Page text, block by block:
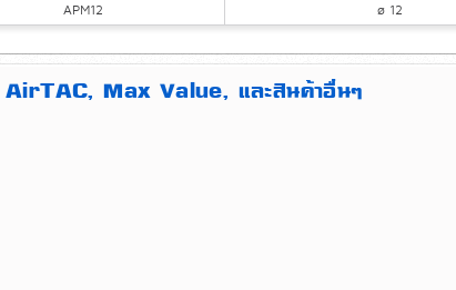
APM12
ø 12
Max Value, และสินค้าอื่นๆ